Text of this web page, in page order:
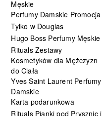
Męskie
Perfumy Damskie Promocja
Tylko w Douglas
Hugo Boss Perfumy Męskie
Rituals Zestawy
Kosmetyków dla Mężczyzn
do Ciała
Yves Saint Laurent Perfumy
Damskie
Karta podarunkowa
Rituals Pianki pod Prysznic i